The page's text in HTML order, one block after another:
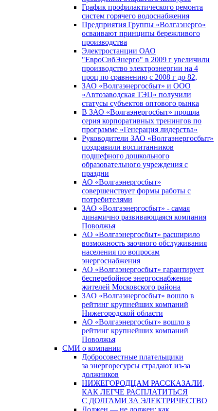
График профилактического ремонта
систем горячего водоснабжения
Предприятия Группы «Волгаэнерго»
осваивают принципы бережливого
производства
Электростанции ОАО
"ЕвроСибЭнерго" в 2009 г увеличили
производство электроэнергии на 4
проц по сравнению с 2008 г до 82,
ЗАО «Волгаэнергосбыт» и ООО
«Автозаводская ТЭЦ» получили
статусы субъектов оптового рынка
В ЗАО «Волгаэнергосбыт» прошла
серия корпоративных тренингов по
программе «Генерация лидерства»
Руководители ЗАО «Волгаэнергосбыт»
поздравили воспитанников
подшефного дошкольного
образовательного учреждения с
праздни
АО «Волгаэнергосбыт»
совершенствует формы работы с
потребителями
ЗАО «Волгаэнергосбыт» - самая
динамично развивающаяся компания
Поволжья
АО «Волгаэнергосбыт» расширило
возможность заочного обслуживания
населения по вопросам
энергоснабжения
АО «Волгаэнергосбыт» гарантирует
бесперебойное энергоснабжение
жителей Московского района
ЗАО «Волгаэнергосбыт» вошло в
рейтинг крупнейших компаний
Нижегородской области
АО «Волгаэнергосбыт» вошло в
рейтинг крупнейших компаний
Поволжья
СМИ о компании
Добросовестные плательщики
за энергоресурсы страдают из-за
должников
НИЖЕГОРОДЦАМ РАССКАЗАЛИ,
КАК ЛЕГЧЕ РАСПЛАТИТЬСЯ
С ДОЛГАМИ ЗА ЭЛЕКТРИЧЕСТВО